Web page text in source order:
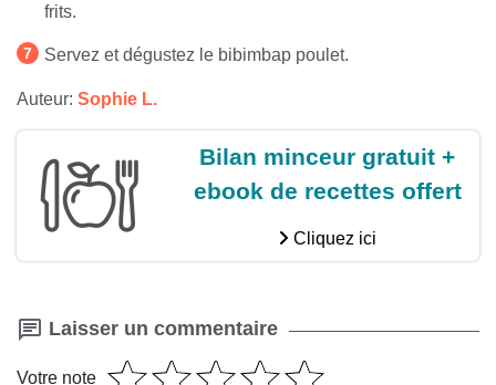
frits.
Servez et dégustez le bibimbap poulet.
Auteur: Sophie L.
Bilan minceur gratuit +
ebook de recettes offert
Cliquez ici
Laisser un commentaire
Votre note